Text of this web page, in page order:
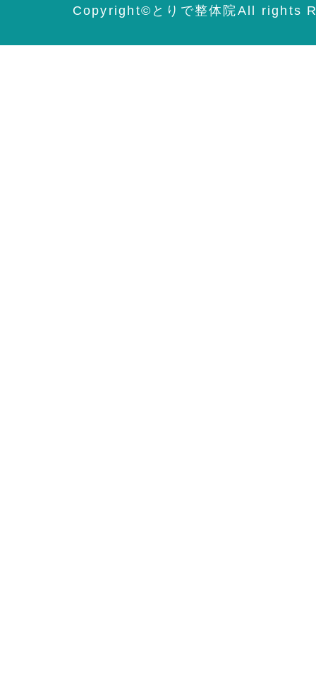
Copyright©️とりで整体院All rights